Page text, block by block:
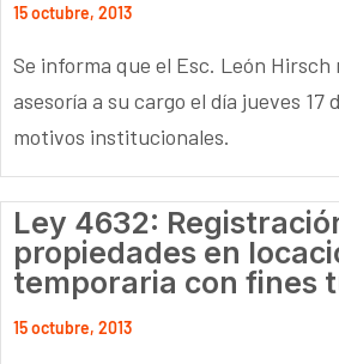
15 octubre, 2013
Se informa que el Esc. León Hirsch
asesoría a su cargo el día jueves
motivos institucionales.
Ley 4632:
propiedades en
temporaria con fines
15 octubre, 2013